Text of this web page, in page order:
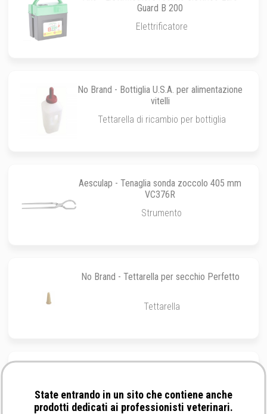
Guard B 200
Elettrificatore
No Brand - Bottiglia U.S.A. per alimentazione
vitelli
Tettarella di ricambio per bottiglia
Aesculap - Tenaglia sonda zoccolo 405 mm
VC376R
Strumento
No Brand - Tettarella per secchio Perfetto
Tettarella
Maniglia
State entrando in un sito che contiene anche
prodotti dedicati ai professionisti veterinari.